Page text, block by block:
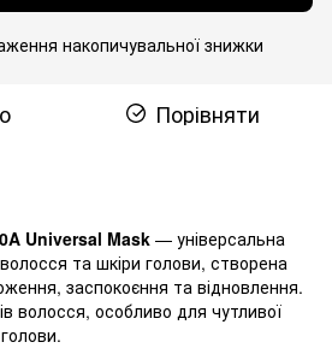
накопичувальної знижки
Порівняти
Universal Mask — універсальна
та шкіри голови, створена
заспокоєння та відновлення.
волосся, особливо для чутливої